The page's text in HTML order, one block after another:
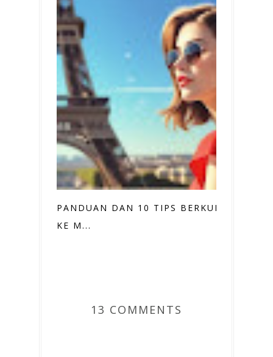
PANDUAN DAN 10 TIPS BERKUNJUNG
KE M...
13 COMMENTS